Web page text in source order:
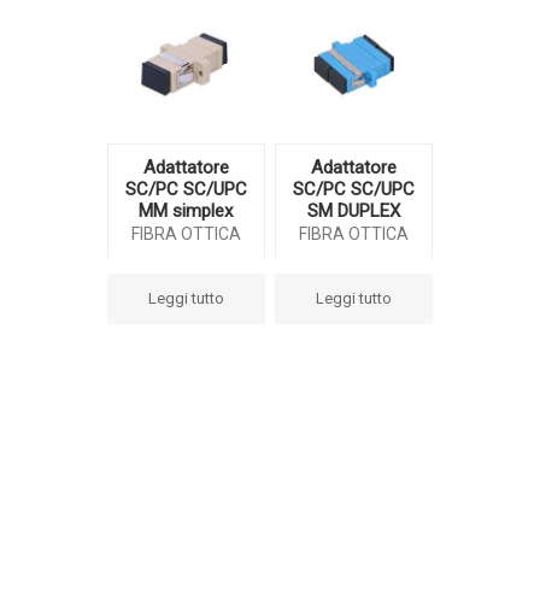
Adattatore
SC/PC SC/UPC
MM simplex
FIBRA OTTICA
Leggi tutto
Adattatore
SC/PC SC/UPC
SM DUPLEX
FIBRA OTTICA
Leggi tutto